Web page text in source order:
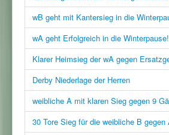
wB geht mit Kantersieg in die
wA geht Erfolgreich in die Winterpause!
Klarer Heimsieg der wA gegen
Derby Niederlage der Herren
weibliche A mit klaren Sieg gegen 9
30 Tore Sieg für die weibliche B gegen